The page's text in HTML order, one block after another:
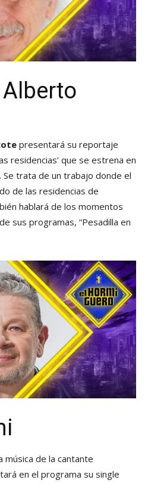
presentará su reportaje
residencias’ que se estrena en
trata de un trabajo donde el
de las residencias de
hablará de los momentos
sus programas, “Pesadilla en
música de la cantante
en el programa su single